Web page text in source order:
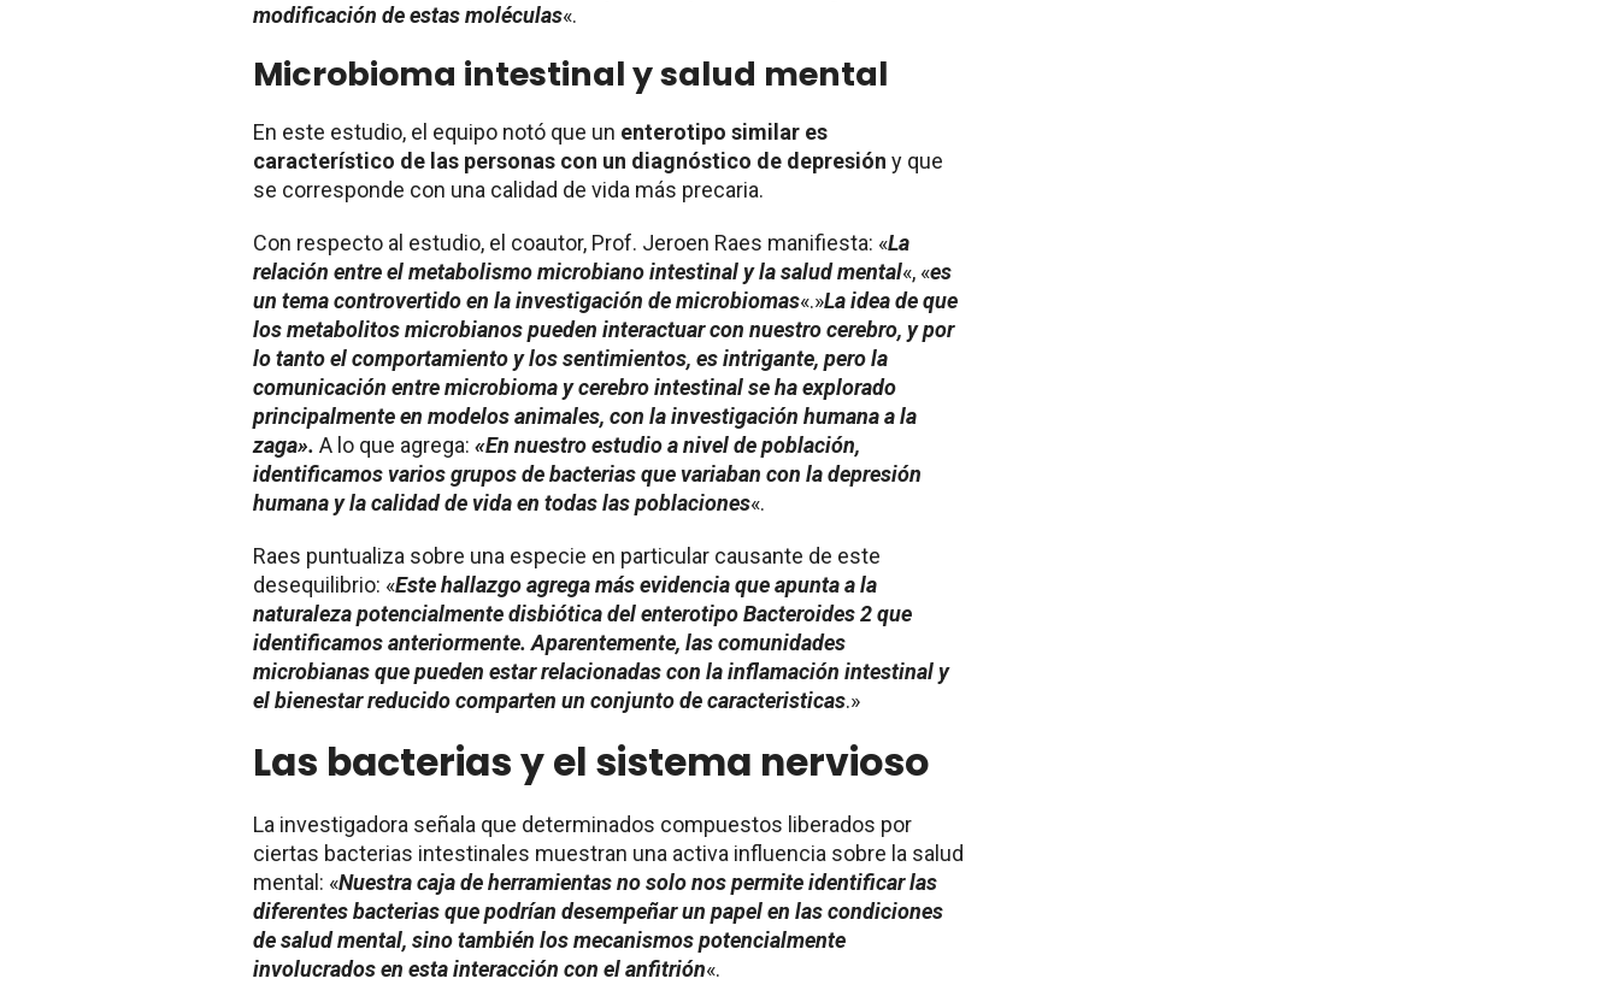
modificación de estas moléculas«.
Microbioma intestinal y salud mental
En este estudio, el equipo notó que un enterotipo similar es
característico de las personas con un diagnóstico de depresión y que
se corresponde con una calidad de vida más precaria.
Con respecto al estudio, el coautor, Prof. Jeroen Raes manifiesta: «La
relación entre el metabolismo microbiano intestinal y la salud mental«, «es
un tema controvertido en la investigación de microbiomas«.»La idea de que
los metabolitos microbianos pueden interactuar con nuestro cerebro, y por
lo tanto el comportamiento y los sentimientos, es intrigante, pero la
comunicación entre microbioma y cerebro intestinal se ha explorado
principalmente en modelos animales, con la investigación humana a la
zaga». A lo que agrega: «En nuestro estudio a nivel de población,
identificamos varios grupos de bacterias que variaban con la depresión
humana y la calidad de vida en todas las poblaciones«.
Raes puntualiza sobre una especie en particular causante de este
desequilibrio: «Este hallazgo agrega más evidencia que apunta a la
naturaleza potencialmente disbiótica del enterotipo Bacteroides 2 que
identificamos anteriormente. Aparentemente, las comunidades
microbianas que pueden estar relacionadas con la inflamación intestinal y
el bienestar reducido comparten un conjunto de caracteristicas.»
Las bacterias y el sistema nervioso
La investigadora señala que determinados compuestos liberados por
ciertas bacterias intestinales muestran una activa influencia sobre la salud
mental: «Nuestra caja de herramientas no solo nos permite identificar las
diferentes bacterias que podrían desempeñar un papel en las condiciones
de salud mental, sino también los mecanismos potencialmente
involucrados en esta interacción con el anfitrión«.